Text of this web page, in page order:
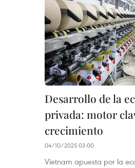
Desarrollo de la
privada: motor
crecimiento
04/10/2025 03:00
Vietnam apuesta por la